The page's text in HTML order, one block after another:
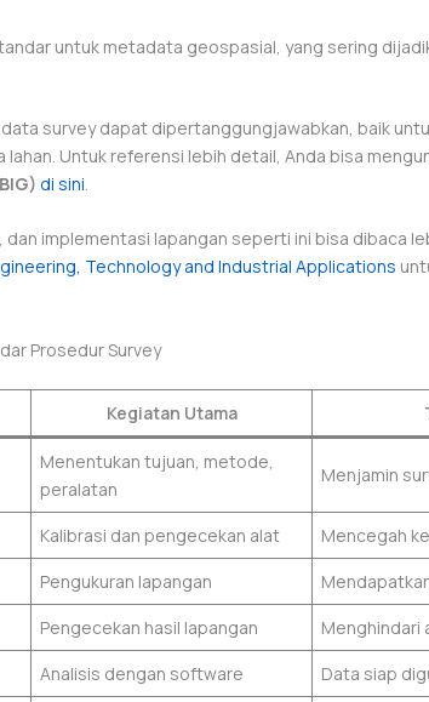
untuk metadata geospasial, yang sering
survey dapat dipertanggungjawabkan, baik
Untuk referensi lebih detail, Anda bisa
di sini
implementasi lapangan seperti ini bisa dibaca
Technology and Industrial Applications
Prosedur Survey
Kegiatan Utama
Menentukan tujuan, metode,
peralatan
Menjamin
Kalibrasi dan pengecekan alat
Mencegah
Pengukuran lapangan
Pengecekan hasil lapangan
Menghindari
Analisis dengan software Data siap